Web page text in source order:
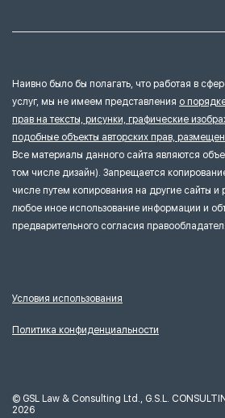
Наивно было бы полагать, что работая в
услуг, мы не имеем представления о
прав на тексты, рисунки, графические
подобные объекты авторских прав,
Все материалы данного сайта являются
том числе дизайн). Запрещается
числе путем копирования на другие сайты и
любое иное использование информации и
предварительного согласия
Условия использования
Политика конфиденциальности
© GSL Law & Consulting Ltd., G.S.L.
2026